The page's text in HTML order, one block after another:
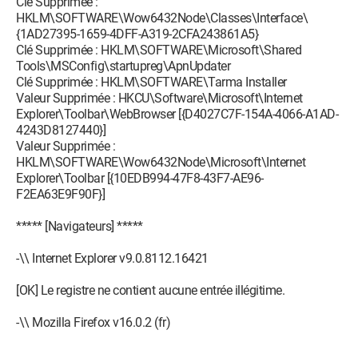
C:\Windows\system32\lsass.exe (file missing)
O23 - Service: @%SystemRoot%\system32\netman.dll,-109
(Netman) - Unknown owner -
C:\Windows\System32\svchost.exe
O23 - Service: @%SystemRoot%\system32\netprofm.dll,-202
(netprofm) - Unknown owner -
C:\Windows\System32\svchost.exe
O23 - Service: NIHardwareService - Native Instruments GmbH -
C:\Program Files\Common Files\Native
Instruments\Hardware\NIHardwareService.exe
O23 - Service: @%SystemRoot%\System32\nlasvc.dll,-1
(NlaSvc) - Unknown owner -
C:\Windows\System32\svchost.exe
Unknown owner - C:\Windows\system32\GameMon.des.exe
O23 - Service: @%SystemRoot%\system32\nsisvc.dll,-200
O23 - Service: NVIDIA Display Driver Service (nvsvc) -
missing)
HKLM\SOFTWARE\Wow6432Node\Classes\Interface\
{1AD27395-1659-4DFF-A319-2CFA243861A5}
Clé Supprimée : HKLM\SOFTWARE\Microsoft\Shared
Tools\MSConfig\startupreg\ApnUpdater
Clé Supprimée : HKLM\SOFTWARE\Tarma Installer
Valeur Supprimée : HKCU\Software\Microsoft\Internet
Explorer\Toolbar\WebBrowser [{D4027C7F-154A-4066-A1AD-
4243D8127440}]
Valeur Supprimée :
HKLM\SOFTWARE\Wow6432Node\Microsoft\Internet
Explorer\Toolbar [{10EDB994-47F8-43F7-AE96-
F2EA63E9F90F}]
***** [Navigateurs] *****
-\\ Internet Explorer v9.0.8112.16421
[OK] Le registre ne contient aucune entrée illégitime.
-\\ Mozilla Firefox v16.0.2 (fr)